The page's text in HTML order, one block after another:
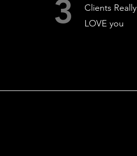
3
Clients Really
LOVE you